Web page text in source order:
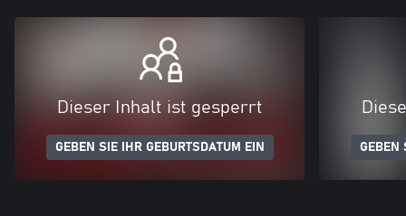
Dieser Inhalt ist gesperrt
GEBEN SIE IHR GEBURTSDATUM EIN GEBEN